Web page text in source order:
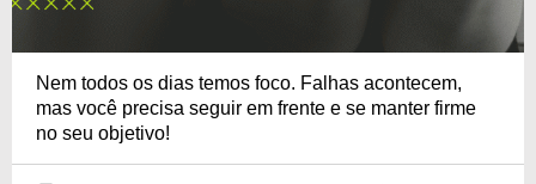
Nem todos os dias temos foco. Falhas acontecem,
mas você precisa seguir em frente e se manter firme
no seu objetivo!